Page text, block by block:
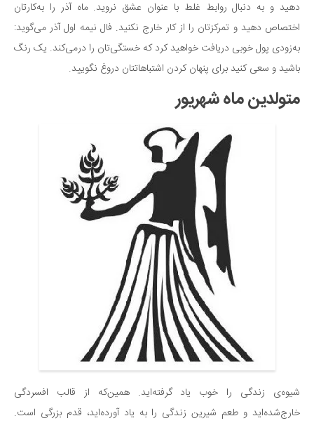
دهید و به دنبال روابط غلط با عنوان عشق نروید. ماه آذر را به‌کارتان
اختصاص دهید و تمرکزتان را از کار خارج نکنید. فال نیمه اول آذر می‌گوید:
به‌زودی پول خوبی دریافت خواهید کرد که خستگی‌تان را درمی‌کند. یک رنگ
باشید و سعی کنید برای پنهان کردن اشتباهاتتان دروغ نگویید.
متولدین ماه شهریور
شیوه‌ی زندگی را خوب یاد گرفته‌اید. همین‌که از قالب افسردگی
خارج‌شده‌اید و طعم شیرین زندگی را به یاد آورده‌اید، قدم بزرگی است.